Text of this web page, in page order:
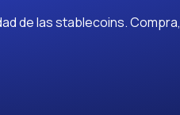
de las stablecoins. Compra,